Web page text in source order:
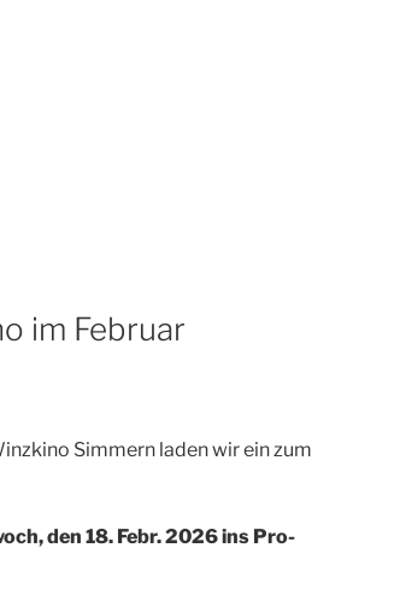
im Februar
Simmern laden wir ein zum
den 18. Febr. 2026 ins Pro-